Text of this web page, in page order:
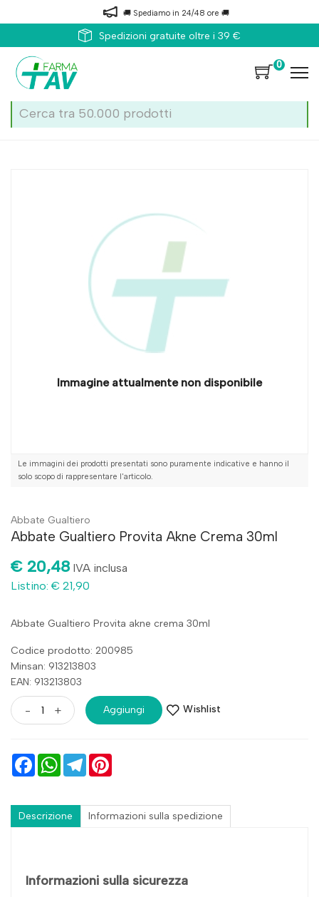
🚚 Spediamo in 24/48 ore 🚚
Spedizioni gratuite oltre i 39 €
0
Immagine attualmente non disponibile
Le immagini dei prodotti presentati sono puramente indicative e hanno il
solo scopo di rappresentare l'articolo.
Abbate Gualtiero
Abbate Gualtiero Provita Akne Crema 30ml
€ 20,48 IVA inclusa
Listino: € 21,90
Abbate Gualtiero Provita akne crema 30ml
Codice prodotto: 200985
Minsan: 913213803
EAN: 913213803
- + Aggiungi Wishlist
FacebookWhatsAppTelegram
Descrizione Informazioni sulla spedizione
Informazioni sulla sicurezza